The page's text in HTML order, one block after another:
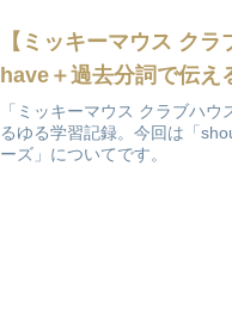
【ミッキーマウス ク
have＋過去分詞で伝え
「ミッキーマウス クラブハ
るゆる学習記録。今回は「
ーズ」についてです。